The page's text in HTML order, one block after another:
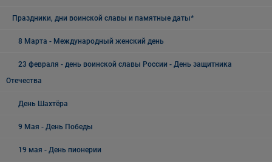
Праздники, дни воинской славы и памятные даты*
8 Марта - Международный женский день
23 февраля - день воинской славы России - День защитника
Отечества
День Шахтёра
9 Мая - День Победы
19 мая - День пионерии